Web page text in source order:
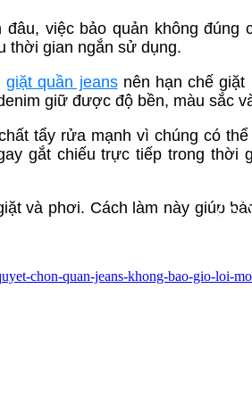
việc bảo quản không đúng
thời gian ngắn sử dụng.
giặt quần jeansnên hạn chế giặt
giữ được độ bền, màu sắc
tẩy rửa mạnh vì chúng có
gắt chiếu trực tiếp trong thời
và phơi. Cách làm này giúp
chon-quan-jeans-khong-bao-gio-loi-